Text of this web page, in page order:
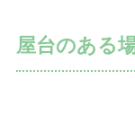
屋台のある